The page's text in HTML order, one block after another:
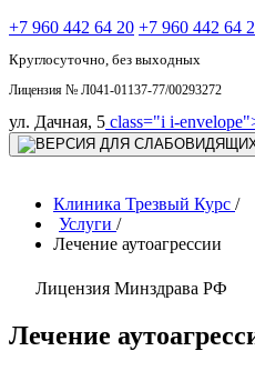
+7 960 442 64 20 +7 960 442 64
Круглосуточно, без выходных
Лицензия № Л041-01137-77/00293272
ул. Дачная, 5 class="i i-
Клиника Трезвый Курс /
Услуги /
Лечение аутоагрессии
Лицензия Минздрава РФ
Лечение